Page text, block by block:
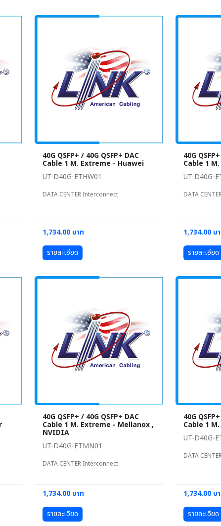
40G QSFP+ / 40G QSFP+ DAC
Cable 1 M. Extreme - Huawei
UT-D40G-ETHW01
DATA CENTER Interconnect
1,734.00 บาท
รายละเอียด
40G
Cable 1
UT-D40G-
DATA
1,734.00 บ
รายละเอียด
40G QSFP+ / 40G QSFP+ DAC
Cable 1 M. Extreme - Mellanox ,
NVIDIA
UT-D40G-ETMN01
DATA CENTER Interconnect
1,734.00 บาท
รายละเอียด
40G
Cable 1
UT-D40G-
DATA
1,734.00 บ
รายละเอียด